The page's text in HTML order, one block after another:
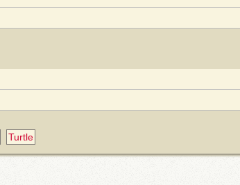
Turtle